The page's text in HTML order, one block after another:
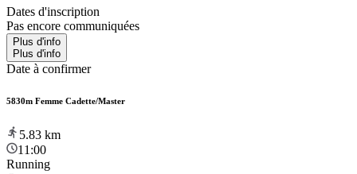
Dates d'inscription
Pas encore communiquées
Plus d'info
Plus d'info
Date à confirmer
5830m Femme Cadette/Master
5.83 km
11:00
Running